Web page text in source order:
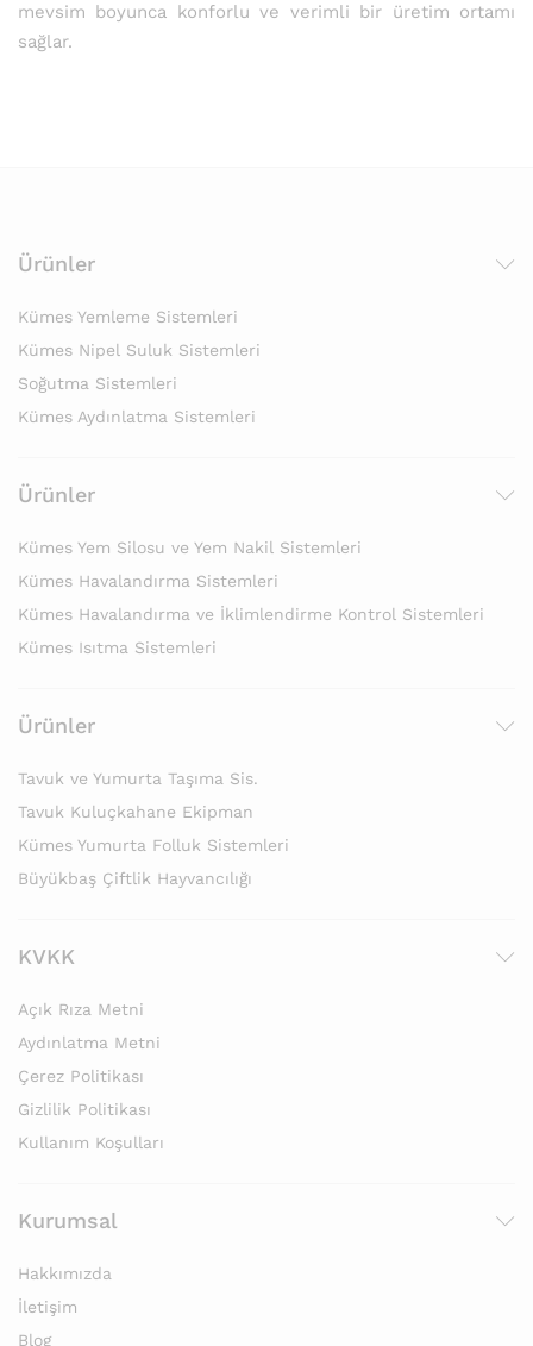
mevsim boyunca konforlu ve verimli bir üretim ortamı
sağlar.
Ürünler
Kümes Yemleme Sistemleri
Kümes Nipel Suluk Sistemleri
Soğutma Sistemleri
Kümes Aydınlatma Sistemleri
Ürünler
Kümes Yem Silosu ve Yem Nakil Sistemleri
Kümes Havalandırma Sistemleri
Kümes Havalandırma ve İklimlendirme Kontrol Sistemleri
Kümes Isıtma Sistemleri
Ürünler
Tavuk ve Yumurta Taşıma Sis.
Tavuk Kuluçkahane Ekipman
Kümes Yumurta Folluk Sistemleri
Büyükbaş Çiftlik Hayvancılığı
KVKK
Açık Rıza Metni
Aydınlatma Metni
Çerez Politikası
Gizlilik Politikası
Kullanım Koşulları
Kurumsal
Hakkımızda
İletişim
Blog